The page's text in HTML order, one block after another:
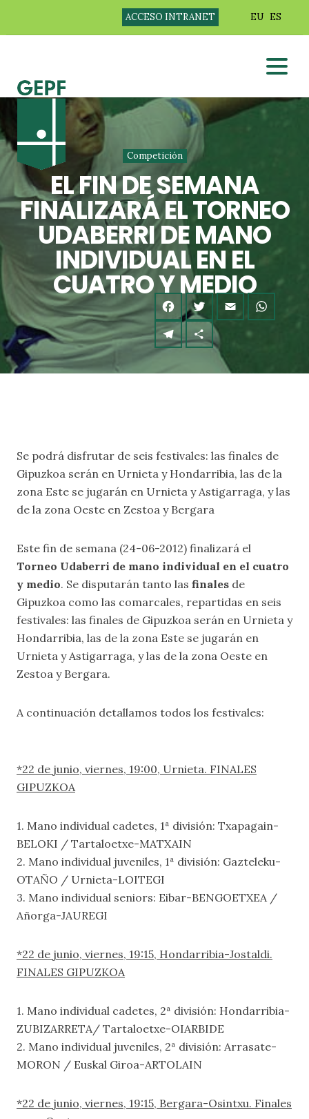
ACCESO INTRANET EU ES
Competición
EL FIN DE SEMANA
FINALIZARÁ EL TORNEO
UDABERRI DE MANO
INDIVIDUAL EN EL
CUATRO Y MEDIO
Se podrá disfrutar de seis festivales: las finales de
Gipuzkoa serán en Urnieta y Hondarribia, las de la
zona Este se jugarán en Urnieta y Astigarraga, y las
de la zona Oeste en Zestoa y Bergara
Este fin de semana (24-06-2012) finalizará el
Torneo Udaberri de mano individual en el cuatro
y medio. Se disputarán tanto las finales de
Gipuzkoa como las comarcales, repartidas en seis
festivales: las finales de Gipuzkoa serán en Urnieta y
Hondarribia, las de la zona Este se jugarán en
Urnieta y Astigarraga, y las de la zona Oeste en
Zestoa y Bergara.
A continuación detallamos todos los festivales:
*22 de junio, viernes, 19:00, Urnieta. FINALES
GIPUZKOA
1. Mano individual cadetes, 1ª división: Txapagain-
BELOKI / Tartaloetxe-MATXAIN
2. Mano individual juveniles, 1ª división: Gazteleku-
OTAÑO / Urnieta-LOITEGI
3. Mano individual seniors: Eibar-BENGOETXEA /
Añorga-JAUREGI
*22 de junio, viernes, 19:15, Hondarribia-Jostaldi.
FINALES GIPUZKOA
1. Mano individual cadetes, 2ª división: Hondarribia-
ZUBIZARRETA/ Tartaloetxe-OIARBIDE
2. Mano individual juveniles, 2ª división: Arrasate-
MORON / Euskal Giroa-ARTOLAIN
*22 de junio, viernes, 19:15, Bergara-Osintxu. Finales